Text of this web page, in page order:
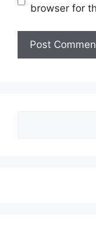
browser for